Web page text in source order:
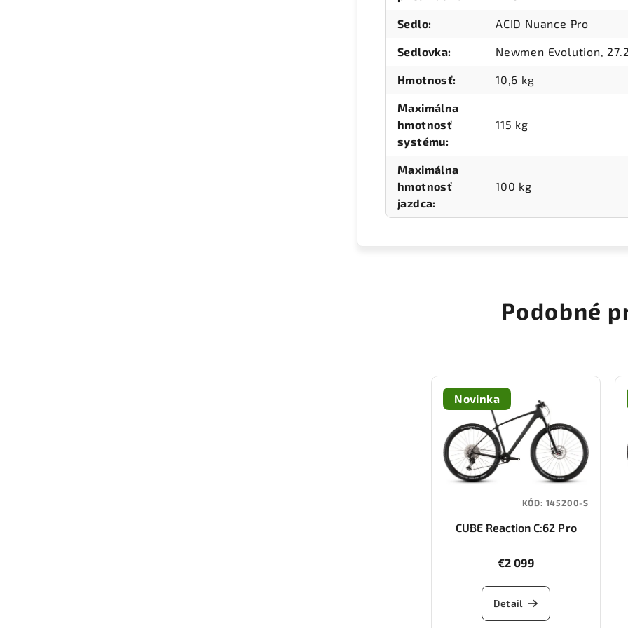
Sedlo: ACID Nuance Pro
Sedlovka: Newmen Evolution,
Hmotnosť: 10,6 kg
Maximálna
hmotnosť
systému:
115 kg
Maximálna
hmotnosť
jazdca:
100 kg
Podobné
Novinka
CUBE Reaction C:62 Pro
€2 099
Detail
KÓD: 145200-S